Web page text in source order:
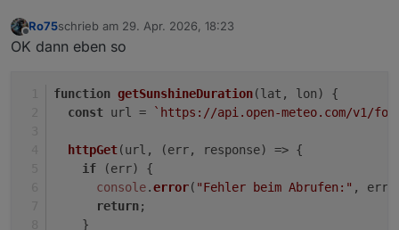
Offline
Ro75schrieb am 29. Apr. 2026, 18:23
zuletzt editiert von
OK dann eben so
function getSunshineDuration(lat, lon) {
const url = `https://api.open-meteo.com/v1/
httpGet(url, (err, response) => {
if (err) {
console.error( "Fehler beim Abrufen:" ,
return;
    }